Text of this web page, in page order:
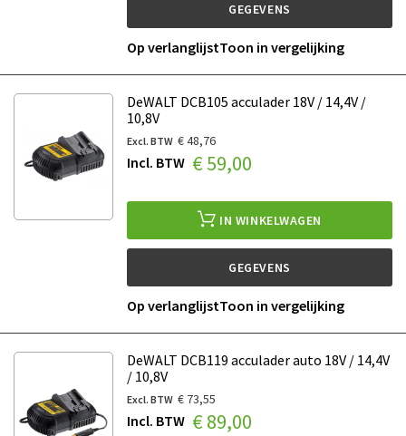
GEGEVENS
Op verlanglijstToon in vergelijking
DeWALT DCB105 acculader 18V / 14,4V /
10,8V
€ 48,76
€ 59,00
IN WINKELWAGEN
GEGEVENS
Op verlanglijstToon in vergelijking
DeWALT DCB119 acculader auto 18V / 14,4V
/ 10,8V
€ 73,55
€ 89,00